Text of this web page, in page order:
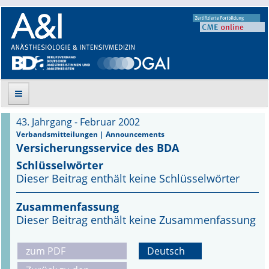
Suche
Aktuelle Ausgabe
Leitlinien
Archiv
Supplements
Supplements OrphanAnesthesia
43. Jahrgang - Februar 2002
Verbandsmitteilungen | Announcements
Versicherungsservice des BDA
Schlüsselwörter
Dieser Beitrag enthält keine Schlüsselwörter
Zusammenfassung
Dieser Beitrag enthält keine Zusammenfassung
zum PDF
Deutsch